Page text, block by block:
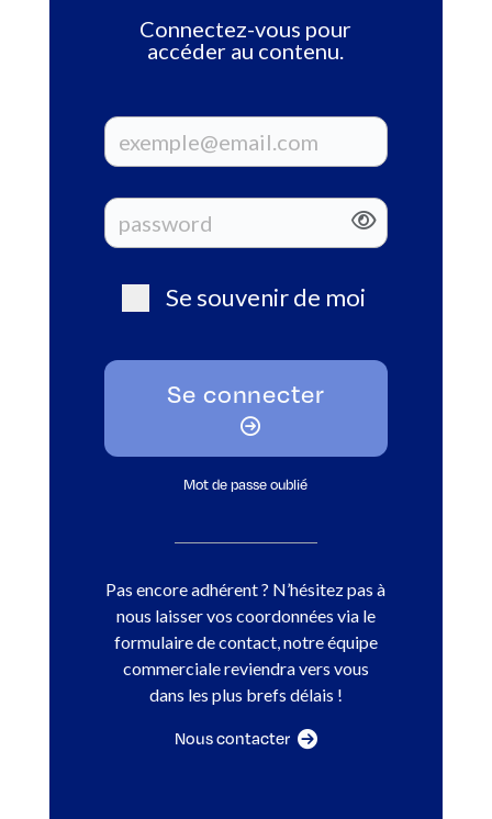
Connectez-vous pour
accéder au contenu.
Se souvenir de moi
Mot de passe oublié
Pas encore adhérent ? N’hésitez pas à
nous laisser vos coordonnées via le
formulaire de contact, notre équipe
commerciale reviendra vers vous
dans les plus brefs délais !
Nous contacter